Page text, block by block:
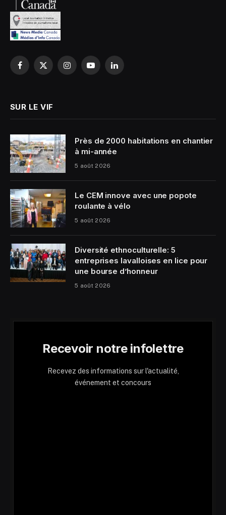
Facebook
X
InstagramYouTubeLinkedIn
SUR LE VIF
Près de 2000 habitations en chantier
à mi-année
5 août 2026
Le CEM innove avec une popote
roulante à vélo
5 août 2026
Diversité ethnoculturelle: 5
entreprises lavalloises en lice pour
une bourse d’honneur
5 août 2026
Recevoir notre infolettre
Recevez des informations sur l'actualité,
événement et concours